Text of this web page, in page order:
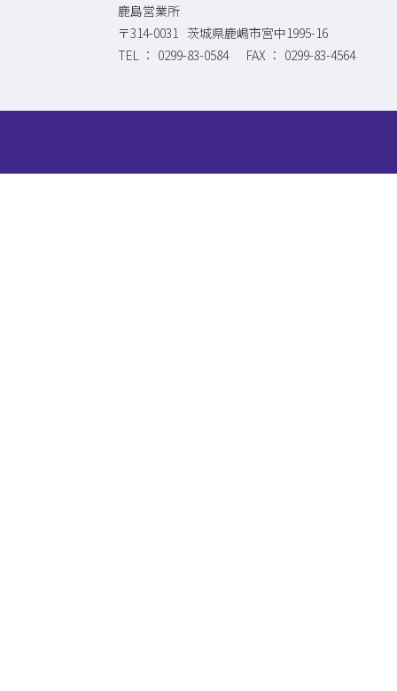
鹿島営業所
〒314-0031
茨城県鹿嶋市宮中1995-16
0299-83-0584
0299-83-4564